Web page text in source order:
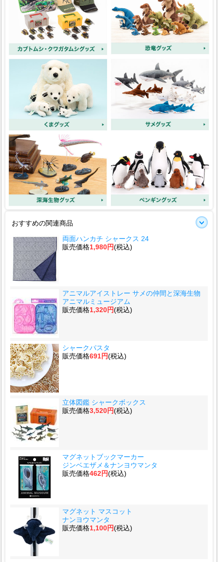
おすすめの関連商品
両面ハンカチ シャークス 24
販売価格1,980円(税込)
アニマルアイストレー サメの仲間と深海生物
アニマルミュージアム
販売価格1,320円(税込)
シャークパスタ
販売価格691円(税込)
立体図鑑 シャークボックス
販売価格3,520円(税込)
マグネットブックマーカー
ジンベエザメ＆ナンヨウマンタ
販売価格462円(税込)
マグネット マスコット
ナンヨウマンタ
販売価格1,100円(税込)